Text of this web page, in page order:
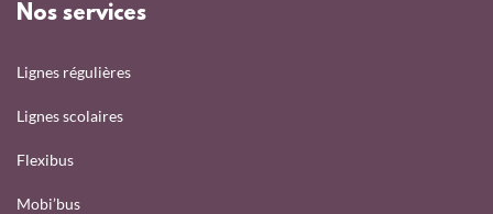
Nos services
Lignes régulières
Lignes scolaires
Flexibus
Mobi’bus